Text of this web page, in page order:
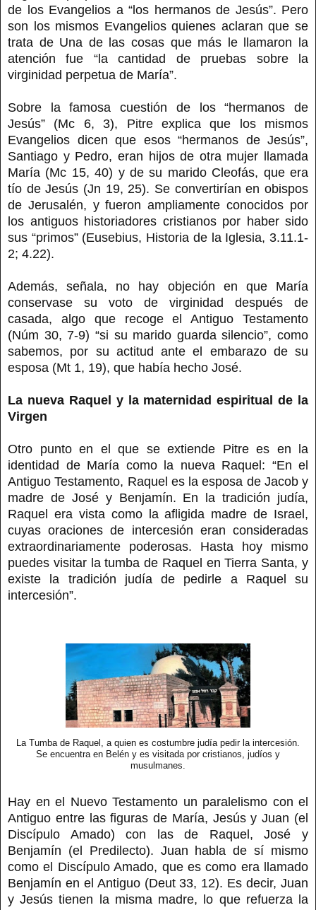
de los Evangelios a “los hermanos de Jesús”. Pero
son los mismos Evangelios quienes aclaran que se
trata de Una de las cosas que más le llamaron la
atención fue “la cantidad de pruebas sobre la
virginidad perpetua de María”.
Sobre la famosa cuestión de los “hermanos de
Jesús” (Mc 6, 3), Pitre explica que los mismos
Evangelios dicen que esos “hermanos de Jesús”,
Santiago y Pedro, eran hijos de otra mujer llamada
María (Mc 15, 40) y de su marido Cleofás, que era
tío de Jesús (Jn 19, 25). Se convertirían en obispos
de Jerusalén, y fueron ampliamente conocidos por
los antiguos historiadores cristianos por haber sido
sus “primos” (Eusebius, Historia de la Iglesia, 3.11.1-
2; 4.22).
Además, señala, no hay objeción en que María
conservase su voto de virginidad después de
casada, algo que recoge el Antiguo Testamento
(Núm 30, 7-9) “si su marido guarda silencio”, como
sabemos, por su actitud ante el embarazo de su
esposa (Mt 1, 19), que había hecho José.
La nueva Raquel y la maternidad espiritual de la
Virgen
Otro punto en el que se extiende Pitre es en la
identidad de María como la nueva Raquel: “En el
Antiguo Testamento, Raquel es la esposa de Jacob y
madre de José y Benjamín. En la tradición judía,
Raquel era vista como la afligida madre de Israel,
cuyas oraciones de intercesión eran consideradas
extraordinariamente poderosas. Hasta hoy mismo
puedes visitar la tumba de Raquel en Tierra Santa, y
existe la tradición judía de pedirle a Raquel su
intercesión”.
La Tumba de Raquel, a quien es costumbre judía pedir la intercesión.
Se encuentra en Belén y es visitada por cristianos, judíos y
musulmanes.
Hay en el Nuevo Testamento un paralelismo con el
Antiguo entre las figuras de María, Jesús y Juan (el
Discípulo Amado) con las de Raquel, José y
Benjamín (el Predilecto). Juan habla de sí mismo
como el Discípulo Amado, que es como era llamado
Benjamín en el Antiguo (Deut 33, 12). Es decir, Juan
y Jesús tienen la misma madre, lo que refuerza la